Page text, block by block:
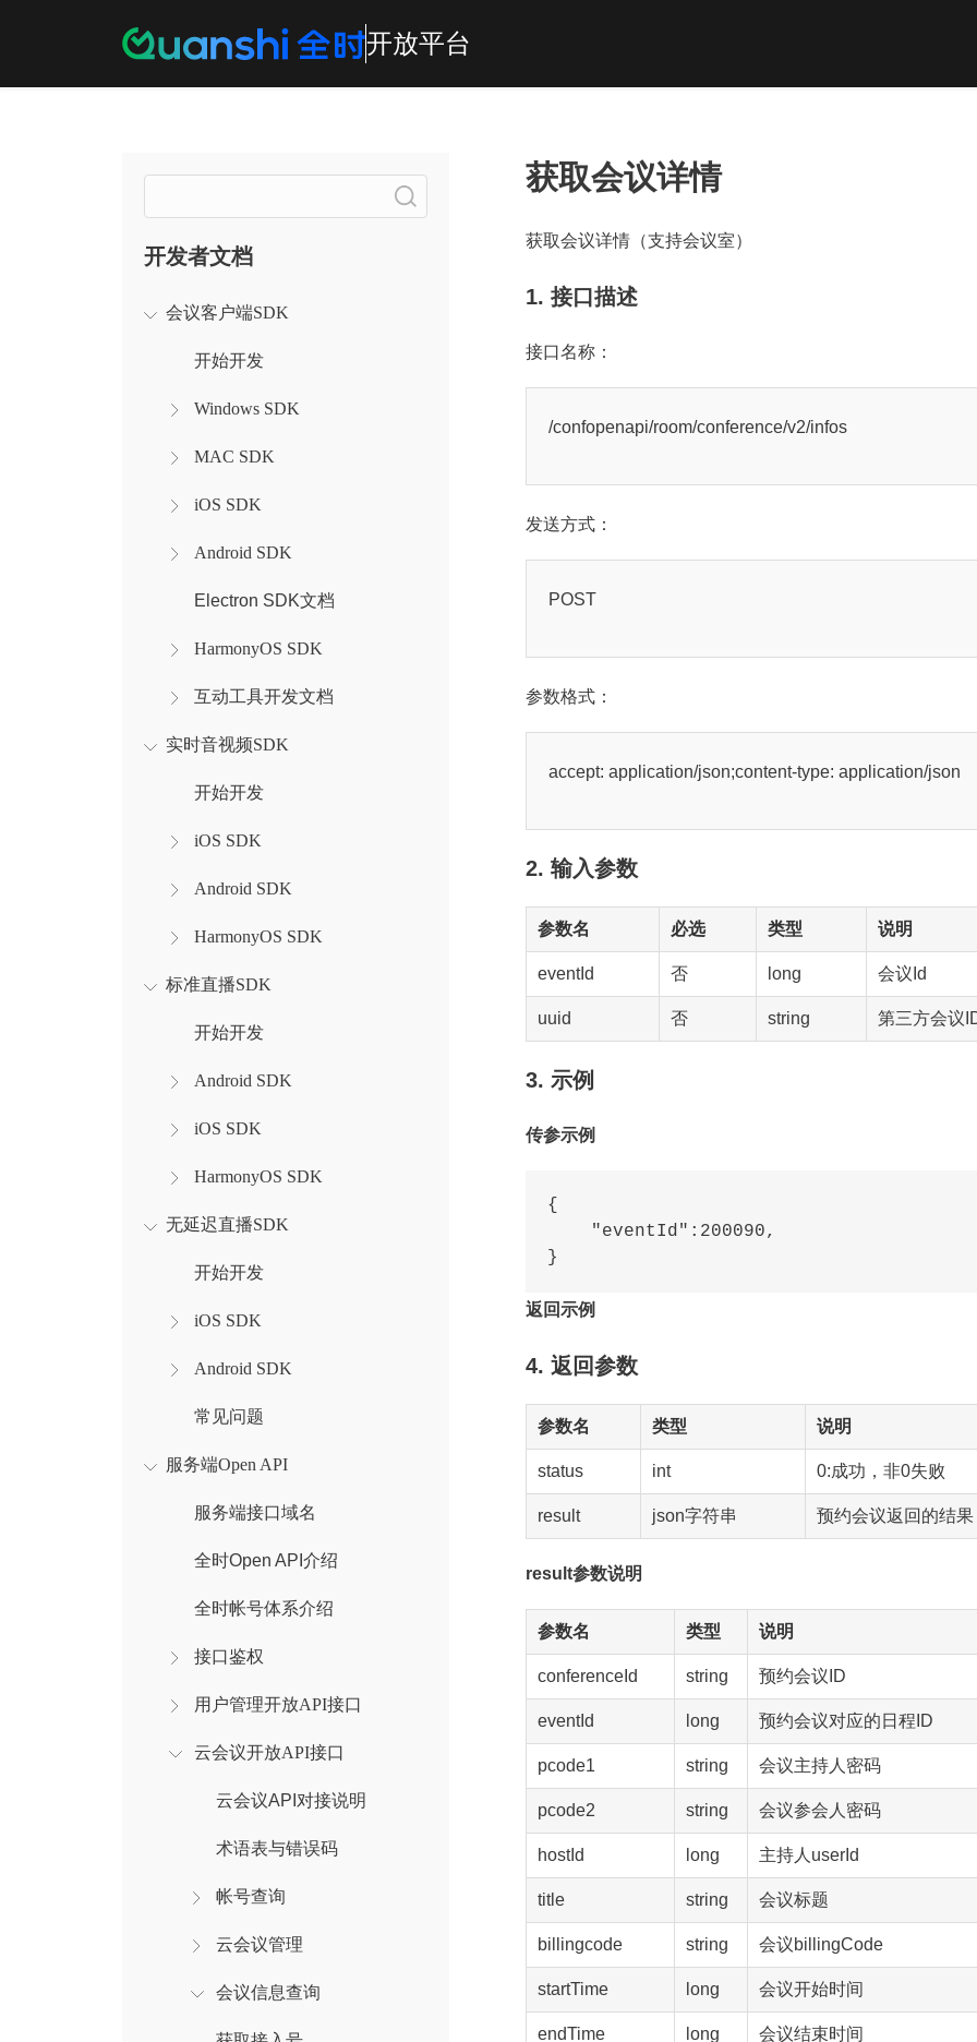
开放平台
开发者文档
会议客户端SDK
开始开发
Windows SDK
MAC SDK
iOS SDK
Android SDK
Electron SDK文档
HarmonyOS SDK
互动工具开发文档
实时音视频SDK
开始开发
iOS SDK
Android SDK
HarmonyOS SDK
标准直播SDK
开始开发
Android SDK
iOS SDK
HarmonyOS SDK
无延迟直播SDK
开始开发
iOS SDK
Android SDK
常见问题
服务端Open API
服务端接口域名
全时Open API介绍
全时帐号体系介绍
接口鉴权
用户管理开放API接口
云会议开放API接口
云会议API对接说明
术语表与错误码
帐号查询
云会议管理
会议信息查询
获取会议详情
获取会议详情（支持会议室）
1. 接口描述
接口名称：
/confopenapi/room/conference/v2/infos
发送方式：
POST
参数格式：
accept: application/json;content-type: application/json
2. 输入参数
参数名 必选 类型 说明
eventId 否 long 会议Id
uuid 否 string 第三方会议
3. 示例
传参示例
{
    "eventId":200090,
返回示例
4. 返回参数
参数名 类型 说明
status int 0:成功，非0失败
result json字符串 预约会议返回的结果
result参数说明
参数名 类型 说明
conferenceId string 预约会议ID
eventId long 预约会议对应的日程ID
pcode1 string 会议主持人密码
pcode2 string 会议参会人密码
hostId long 主持人userId
title string 会议标题
billingcode string 会议billingCode
startTime long 会议开始时间
endTime long 会议结束时间